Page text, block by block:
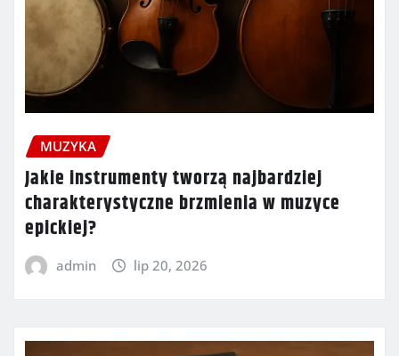
MUZYKA
Jakie instrumenty tworzą najbardziej
charakterystyczne brzmienia w muzyce
epickiej?
admin lip 20, 2026